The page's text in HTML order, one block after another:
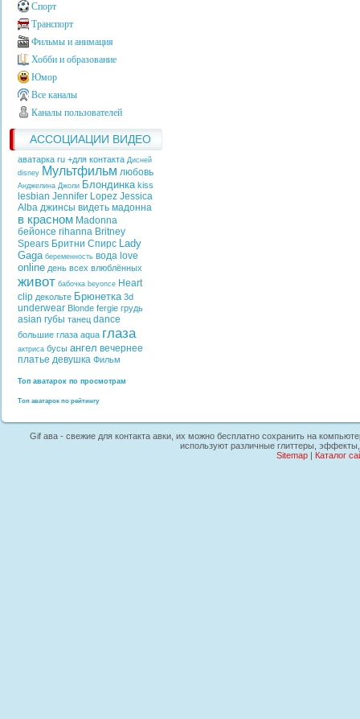
Спорт
Транспорт
Фильмы и анимация
Хобби и образование
Юмор
Все каналы
Каналы пользователей
АССОЦИАЦИИ ВИДЕО
аватарка ru +для контакта Дисней
disney Мультфильм любовь
Анджелина Джоли Блондинка kiss
lesbian Jennifer Lopez Jessica
Alba джинсы видеть мадонна
в красном Madonna
бейонсе rihanna Britney
Spears Бритни Спирс Lady
Gaga беременность вода love
online день всех влюблённых
живот бабочка beyonce Heart
clip декольте Брюнетка 3d
underwear Blonde fergie грудь
asian губы танец dance
большие глаза aqua глаза
актриса бусы ангел вечернее
платье девушка Фильм
Топ аватарок по просмотрам
Топ аватарок по рейтингу
Gif ава - свежие для контакта авки, их можно бесплатно сохранить на
используют различные глиттеры,
Sitemap| Каталог